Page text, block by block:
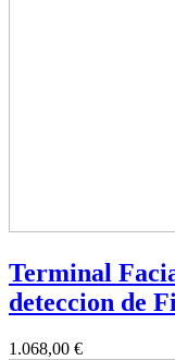
Terminal
deteccion de
1.068,00 €